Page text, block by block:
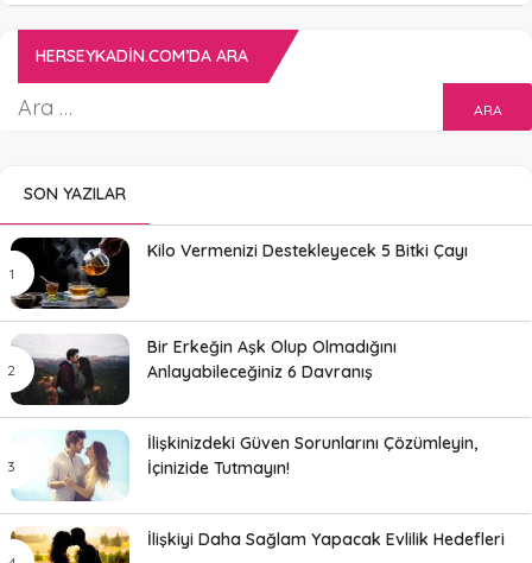
HERSEYKADIN.COM’DA ARA
SON YAZILAR
Kilo Vermenizi Destekleyecek 5 Bitki Çayı
Bir Erkeğin Aşk Olup Olmadığını
Anlayabileceğiniz 6 Davranış
İlişkinizdeki Güven Sorunlarını Çözümleyin,
İçinizide Tutmayın!
İlişkiyi Daha Sağlam Yapacak Evlilik Hedefleri